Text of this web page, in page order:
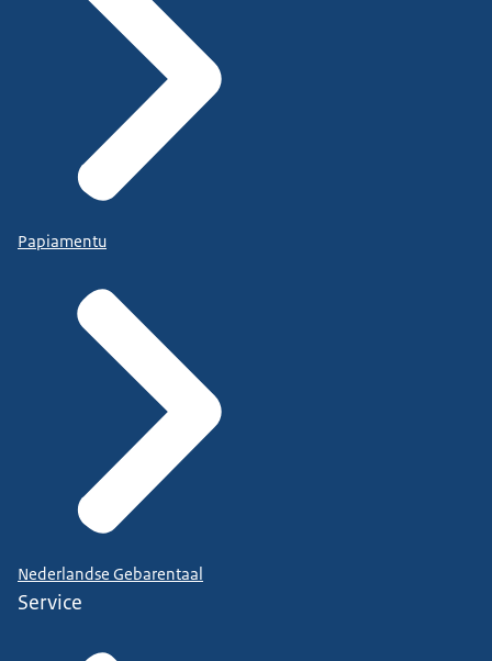
Papiamentu
Nederlandse Gebarentaal
Service